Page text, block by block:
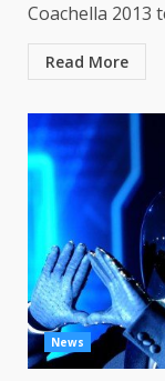
Coachella 2013
Read More
News